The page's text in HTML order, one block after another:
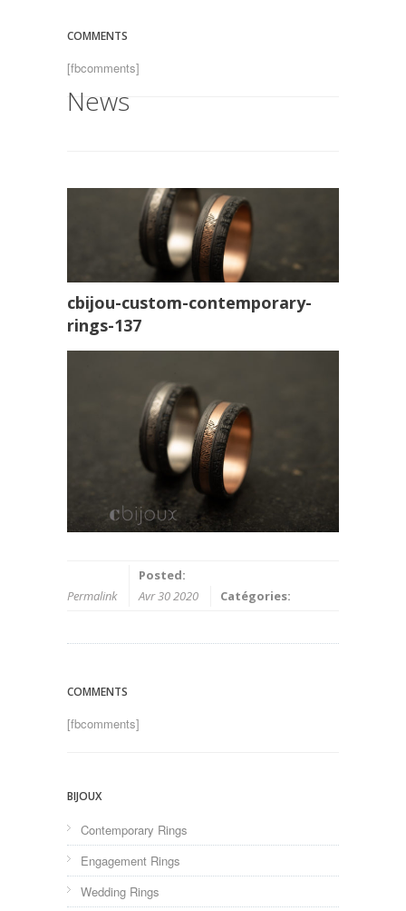
COMMENTS
[fbcomments]
News
cbijou-custom-contemporary-
rings-137
Permalink
Posted:
Avr 30 2020
Catégories:
COMMENTS
[fbcomments]
BIJOUX
Contemporary Rings
Engagement Rings
Wedding Rings